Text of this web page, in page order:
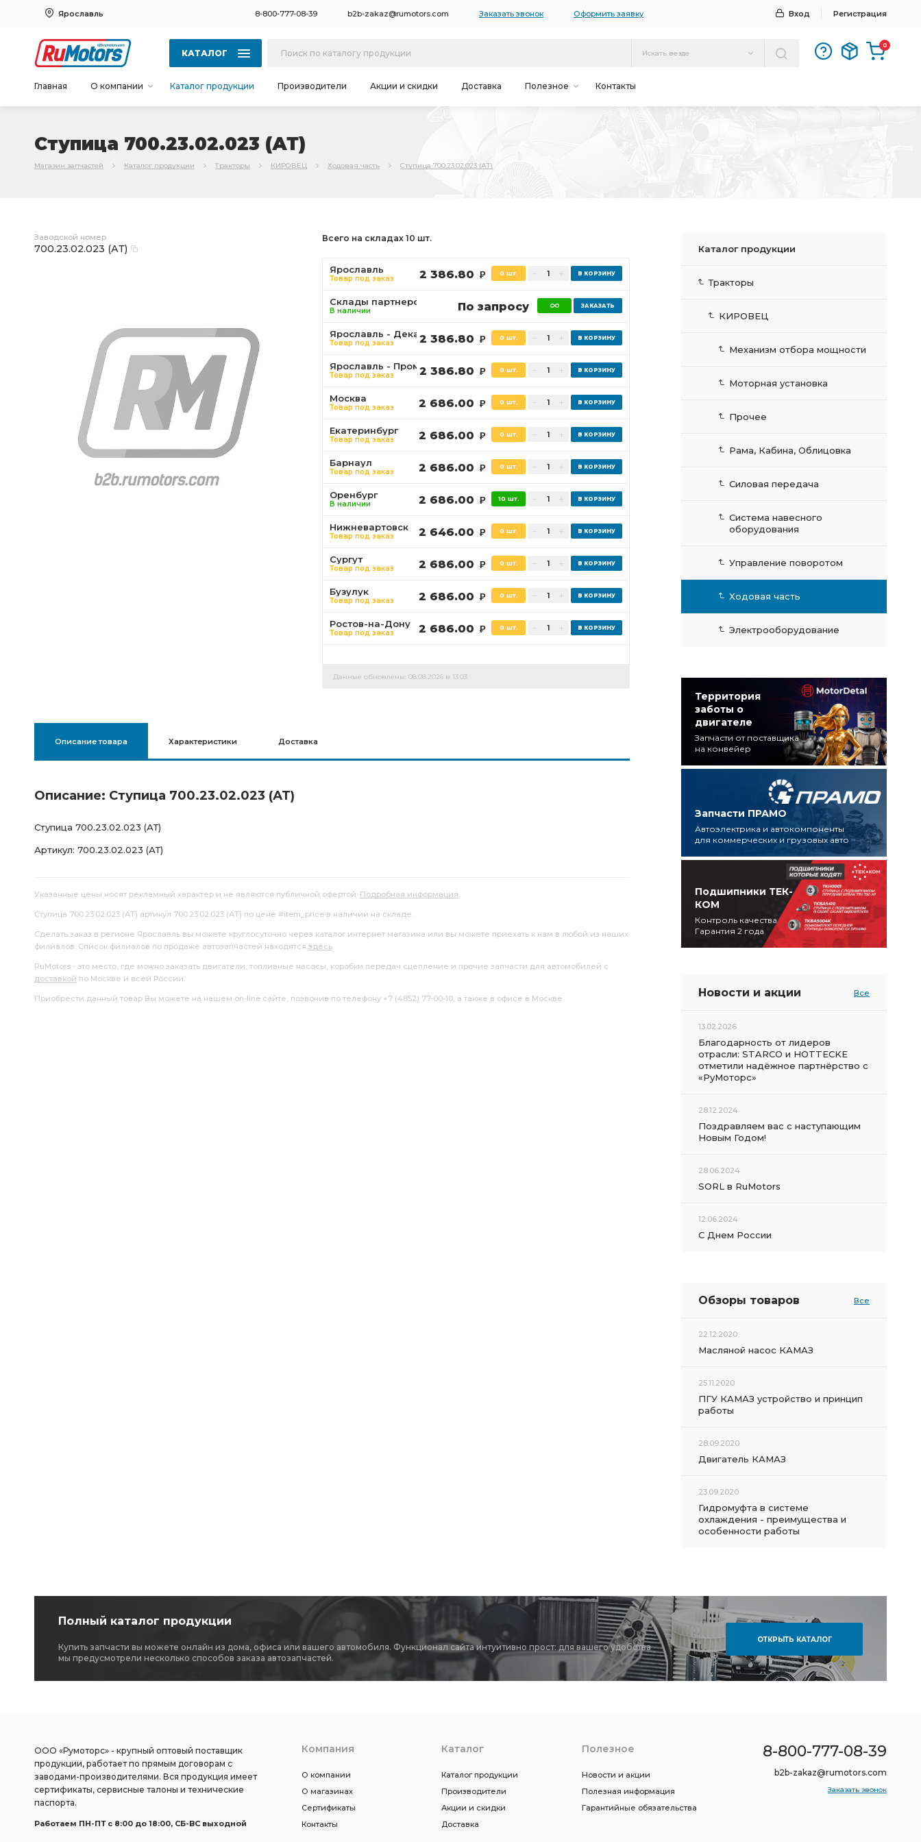
Ярославль 8-800-777-08-39 b2b-zakaz@rumotors.com Заказать звонок Оформить заявку Вход Регистрация
КАТАЛОГ Искать везде
0
Главная О компании Каталог продукции Производители Акции и скидки Доставка Полезное Контакты
Ступица 700.23.02.023 (АТ)
Магазин запчастей Каталог продукции Тракторы КИРОВЕЦ Ходовая часть Ступица 700.23.02.023 (АТ)
Заводской номер
700.23.02.023 (АТ)
Всего на складах 10 шт.
Ярославль
Товар под заказ 2 386.80 Р 0 шт.
Склады партнеров
В наличии По запросу
Ярославль - Декабристов
Товар под заказ 2 386.80 Р 0 шт.
Ярославль - Промышленная
Товар под заказ 2 386.80 Р 0 шт.
Москва
Товар под заказ 2 686.00 Р 0 шт.
Екатеринбург
Товар под заказ 2 686.00 Р 0 шт.
Барнаул
Товар под заказ 2 686.00 Р 0 шт.
Оренбург
В наличии 2 686.00 Р 10 шт.
Нижневартовск
Товар под заказ 2 646.00 Р 0 шт.
Сургут
Товар под заказ 2 686.00 Р 0 шт.
Бузулук
Товар под заказ 2 686.00 Р 0 шт.
Ростов-на-Дону
Товар под заказ 2 686.00 Р 0 шт.
Данные обновлены: 08.08.2026 в 13:03
Описание товара Характеристики Доставка
Описание: Ступица 700.23.02.023 (АТ)
Ступица 700.23.02.023 (АТ)
Артикул: 700.23.02.023 (АТ)
Указанные цены носят рекламный характер и не являются публичной офертой. Подробная информация
Ступица 700.23.02.023 (АТ) артикул 700.23.02.023 (АТ) по цене #item_price в наличии на складе.
Сделать заказ в регионе Ярославль вы можете круглосуточно через каталог интернет магазина или вы можете приехать к нам в любой из наших
филиалов. Список филиалов по продаже автозапчастей находятся здесь.
RuMotors - это место, где можно заказать двигатели, топливные насосы, коробки передач сцепление и прочие запчасти для автомобилей с
доставкой по Москве и всей России.
Приобрести данный товар Вы можете на нашем on-line сайте, позвонив по телефону +7 (4852) 77-00-10, а также в офисе в Москве.
Каталог продукции
Тракторы
КИРОВЕЦ
Механизм отбора мощности
Моторная установка
Прочее
Рама, Кабина, Облицовка
Силовая передача
Система навесного
оборудования
Управление поворотом
Ходовая часть
Электрооборудование
Территория
заботы о
двигателе
Запчасти от поставщика
на конвейер
Запчасти ПРАМО
Автоэлектрика и автокомпоненты
для коммерческих и грузовых авто
Подшипники ТЕК-
КОМ
Контроль качества
Гарантия 2 года
Новости и акции Все
13.02.2026
Благодарность от лидеров
отрасли: STARCO и HOTTECKE
отметили надёжное партнёрство с
«РуМоторс»
28.12.2024
Поздравляем вас с наступающим
Новым Годом!
28.06.2024
SORL в RuMotors
12.06.2024
С Днем России
Обзоры товаров Все
22.12.2020
Масляной насос КАМАЗ
25.11.2020
ПГУ КАМАЗ устройство и принцип
работы
28.09.2020
Двигатель КАМАЗ
23.09.2020
Гидромуфта в системе
охлаждения - преимущества и
особенности работы
Полный каталог продукции
Купить запчасти вы можете онлайн из дома, офиса или вашего автомобиля. Функционал сайта интуитивно прост: для вашего удобства
мы предусмотрели несколько способов заказа автозапчастей.
ОТКРЫТЬ КАТАЛОГ
ООО «Румоторс» - крупный оптовый поставщик
продукции, работает по прямым договорам с
заводами-производителями. Вся продукция имеет
сертификаты, сервисные талоны и технические
паспорта.
Работаем ПН-ПТ c 8:00 до 18:00, СБ-ВС выходной
Компания
О компании
О магазинах
Сертификаты
Контакты
Каталог
Каталог продукции
Производители
Акции и скидки
Доставка
Полезное
Новости и акции
Полезная информация
Гарантийные обязательства
8-800-777-08-39
b2b-zakaz@rumotors.com
Заказать звонок